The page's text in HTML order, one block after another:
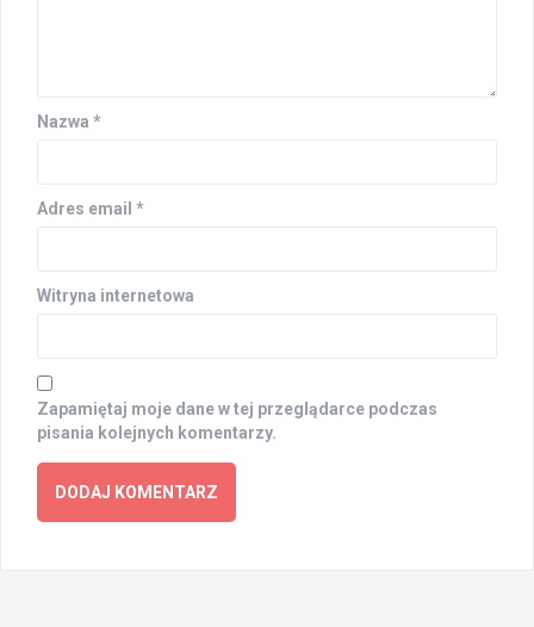
Nazwa *
Adres email *
Witryna internetowa
Zapamiętaj moje dane w tej przeglądarce podczas
pisania kolejnych komentarzy.